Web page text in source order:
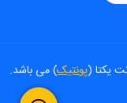
یکتا (پونتیک) می باشد.